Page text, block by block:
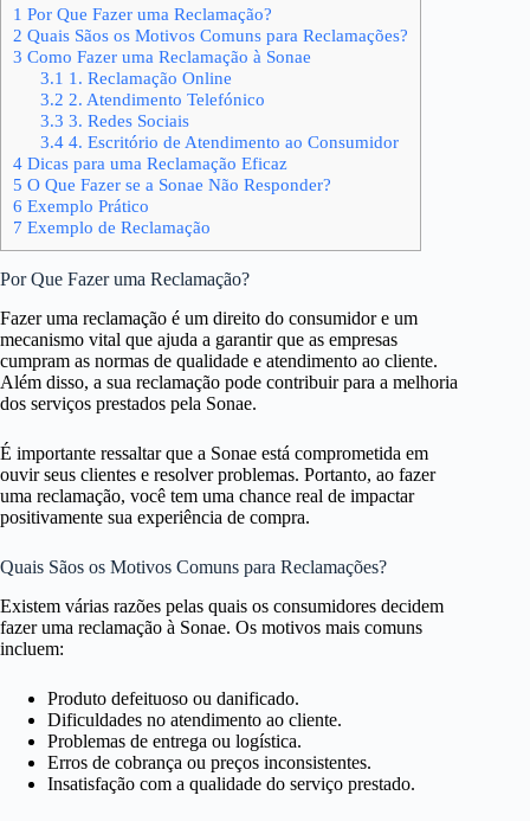
1 Por Que Fazer uma Reclamação?
2 Quais Sãos os Motivos Comuns para Reclamações?
3 Como Fazer uma Reclamação à Sonae
3.1 1. Reclamação Online
3.2 2. Atendimento Telefónico
3.3 3. Redes Sociais
3.44. Escritório de Atendimento ao Consumidor
4 Dicas para uma Reclamação Eficaz
5 O Que Fazer se a Sonae Não Responder?
6 Exemplo Prático
7 Exemplo de Reclamação
Por Que Fazer uma Reclamação?
Fazer uma reclamação é um direito do consumidor e um
mecanismo vital que ajuda a garantir que as empresas
cumpram as normas de qualidade e atendimento ao cliente.
Além disso, a sua reclamação pode contribuir para a melhoria
dos serviços prestados pela Sonae.
É importante ressaltar que a Sonae está comprometida em
ouvir seus clientes e resolver problemas. Portanto, ao fazer
uma reclamação, você tem uma chance real de impactar
positivamente sua experiência de compra.
Quais Sãos os Motivos Comuns para Reclamações?
Existem várias razões pelas quais os consumidores decidem
fazer uma reclamação à Sonae. Os motivos mais comuns
incluem:
Produto defeituoso ou danificado.
Dificuldades no atendimento ao cliente.
Problemas de entrega ou logística.
Erros de cobrança ou preços inconsistentes.
Insatisfação com a qualidade do serviço prestado.